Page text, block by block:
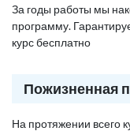
За годы работы мы
программу.
курс бесплатно
Пожизненная
На протяжении всего